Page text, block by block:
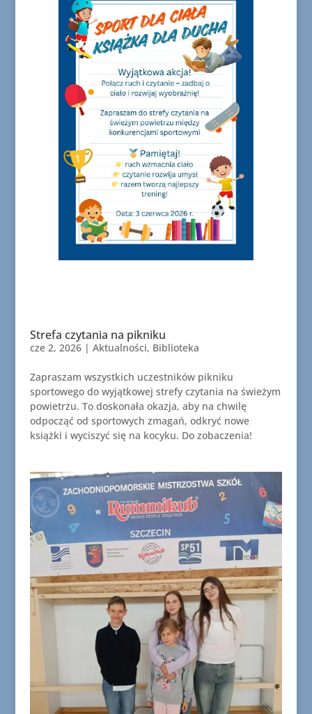
Strefa czytania na pikniku
cze 2, 2026| Aktualności, Biblioteka
Zapraszam wszystkich uczestników pikniku
sportowego do wyjątkowej strefy czytania na świeżym
powietrzu. To doskonała okazja, aby na chwilę
odpocząć od sportowych zmagań, odkryć nowe
książki i wyciszyć się na kocyku. Do zobaczenia!